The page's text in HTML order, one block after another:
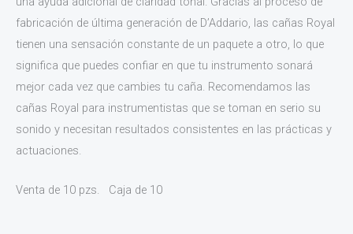
fabricación de última generación de D’Addario, las cañas Royal
tienen una sensación constante de un paquete a otro, lo que
significa que puedes confiar en que tu instrumento sonará
mejor cada vez que cambies tu caña. Recomendamos las
cañas Royal para instrumentistas que se toman en serio su
sonido y necesitan resultados consistentes en las prácticas y
actuaciones.
Venta de 10 pzs. Caja de 10